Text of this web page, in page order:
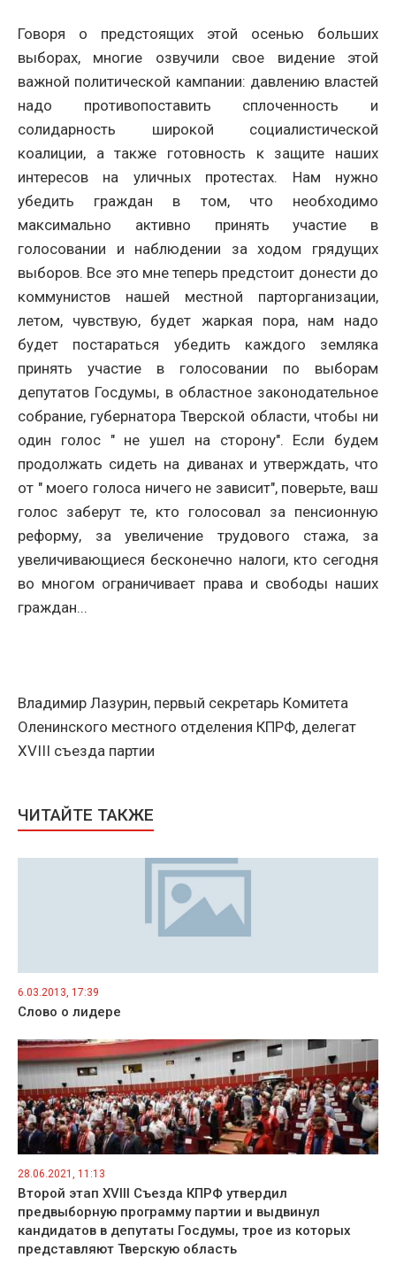
Говоря о предстоящих этой осенью больших
выборах, многие озвучили свое видение этой
важной политической кампании: давлению властей
надо противопоставить сплоченность и
солидарность широкой социалистической
коалиции, а также готовность к защите наших
интересов на уличных протестах. Нам нужно
убедить граждан в том, что необходимо
максимально активно принять участие в
голосовании и наблюдении за ходом грядущих
выборов. Все это мне теперь предстоит донести до
коммунистов нашей местной парторганизации,
летом, чувствую, будет жаркая пора, нам надо
будет постараться убедить каждого земляка
принять участие в голосовании по выборам
депутатов Госдумы, в областное законодательное
собрание, губернатора Тверской области, чтобы ни
один голос " не ушел на сторону". Если будем
продолжать сидеть на диванах и утверждать, что
от " моего голоса ничего не зависит", поверьте, ваш
голос заберут те, кто голосовал за пенсионную
реформу, за увеличение трудового стажа, за
увеличивающиеся бесконечно налоги, кто сегодня
во многом ограничивает права и свободы наших
граждан...
Владимир Лазурин, первый секретарь Комитета
Оленинского местного отделения КПРФ, делегат
XVIII съезда партии
ЧИТАЙТЕ ТАКЖЕ
6.03.2013, 17:39
Слово о лидере
28.06.2021, 11:13
Второй этап XVIII Съезда КПРФ утвердил
предвыборную программу партии и выдвинул
кандидатов в депутаты Госдумы, трое из которых
представляют Тверскую область